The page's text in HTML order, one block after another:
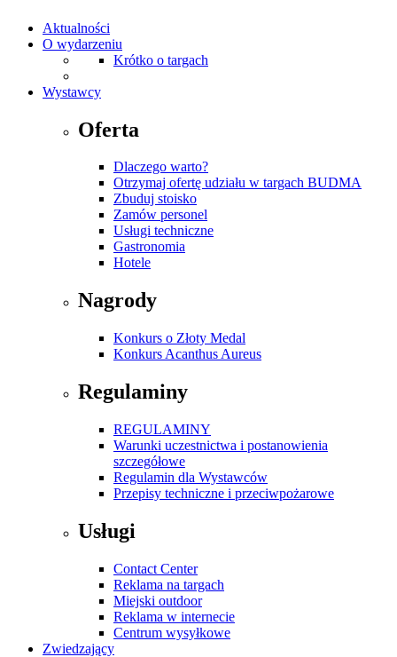
Aktualności
O wydarzeniu
Krótko o targach
Wystawcy
Oferta
Dlaczego warto?
Otrzymaj ofertę udziału w targach BUDMA
Zbuduj stoisko
Zamów personel
Usługi techniczne
Gastronomia
Hotele
Nagrody
Konkurs o Złoty Medal
Konkurs Acanthus Aureus
Regulaminy
REGULAMINY
Warunki uczestnictwa i postanowienia
szczegółowe
Regulamin dla Wystawców
Przepisy techniczne i przeciwpożarowe
Usługi
Contact Center
Reklama na targach
Miejski outdoor
Reklama w internecie
Centrum wysyłkowe
Zwiedzający